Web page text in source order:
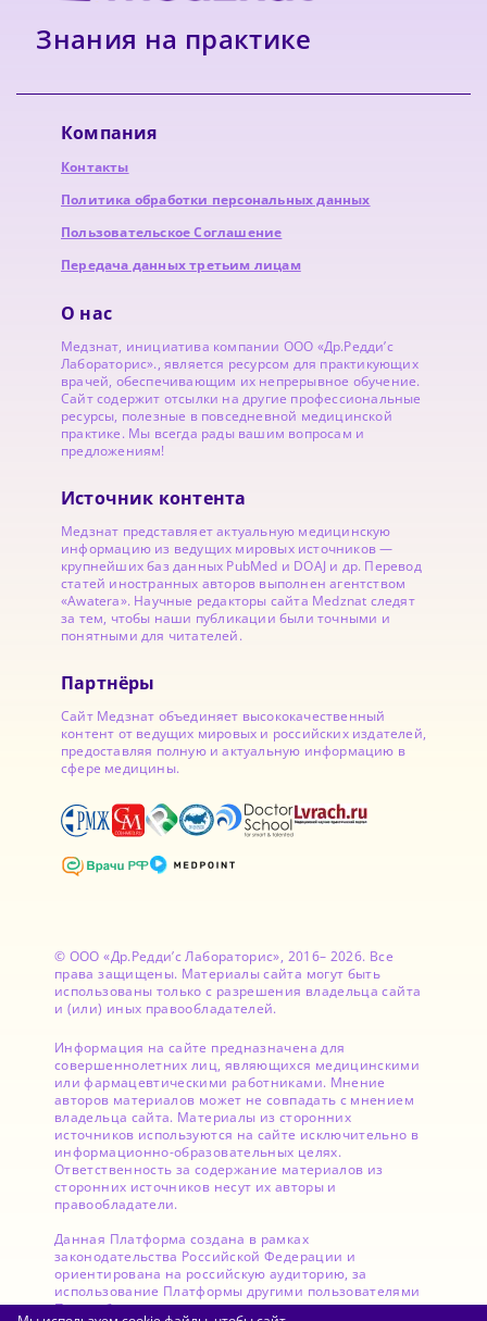
Знания на практике
Компания
Контакты
Политика обработки персональных данных
Пользовательское Соглашение
Передача данных третьим лицам
О нас
Медзнат, инициатива компании ООО «Др.Редди’с
Лабораторис»., является ресурсом для практикующих
врачей, обеспечивающим их непрерывное обучение.
Сайт содержит отсылки на другие профессиональные
ресурсы, полезные в повседневной медицинской
практике. Мы всегда рады вашим вопросам и
предложениям!
Источник контента
Медзнат представляет актуальную медицинскую
информацию из ведущих мировых источников —
крупнейших баз данных PubMed и DOAJ и др. Перевод
статей иностранных авторов выполнен агентством
«Awatera». Научные редакторы сайта Medznat следят
за тем, чтобы наши публикации были точными и
понятными для читателей.
Партнёры
Сайт Медзнат объединяет высококачественный
контент от ведущих мировых и российских издателей,
предоставляя полную и актуальную информацию в
сфере медицины.
© ООО «Др.Редди’с Лабораторис», 2016– 2026. Все
права защищены. Материалы сайта могут быть
использованы только с разрешения владельца сайта
и (или) иных правообладателей.
Информация на сайте предназначена для
совершеннолетних лиц, являющихся медицинскими
или фармацевтическими работниками. Мнение
авторов материалов может не совпадать с мнением
владельца сайта. Материалы из сторонних
источников используются на сайте исключительно в
информационно-образовательных целях.
Ответственность за содержание материалов из
сторонних источников несут их авторы и
правообладатели.
Данная Платформа создана в рамках
законодательства Российской Федерации и
ориентирована на российскую аудиторию, за
использование Платформы другими пользователями
Правообладатель ответственности не несет.